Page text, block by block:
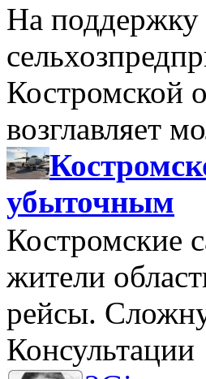
На поддержку
Костромской
возглавляет
убыточным
Костромские
жители
рейсы.
Консультации